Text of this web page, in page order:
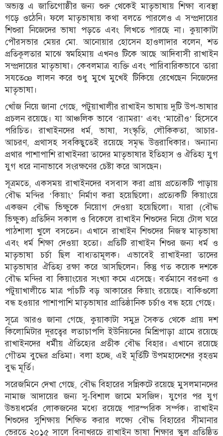
অভ্যস্ত এ জাতিগোষ্ঠীর জন্য শুরু থেকেই মাতৃভাষায় শিক্ষা ব্যবস্থা
গড়ে ওঠেনি। ফলে মাতৃভাষায় কথা বলতে পারলেও এ সম্প্রদায়ের
শিশুরা নিজেদের ভাষা পড়তে এবং লিখতে পারছে না। কুয়াকাটা
পৌরসভার মেয়র মো. আনোয়ার হোসেন হাওলাদার বলেন, শত
প্রতিকূলতার মাঝে স্বমহিমায় এখনও টিকে আছে আদিবাসী রাখাইন
সম্প্রদায়ের মাতৃভাষা। কেবলমাত্র ব্যক্তি এবং পারিবারিকভাবে তারা
সযতেœ লালন করে শুধু মুখে মুখেই টিকিয়ে রেখেছেন নিজেদের
মাতৃভাষা।
খোঁজ নিয়ে জানা গেছে, পটুয়াখালীর রাখাইন ভাষায় দুটি উপ-ভাষার
প্রচলন রয়েছে। যা আঞ্চলিক ভাবে ‘র‌্যামরা’ এবং ‘মারৌও’ হিসেবে
পরিচিত। রাখাইনদের ধর্ম, ভাষা, সংস্কৃতি, লৌকিকতা, আচার-
আচরণ, প্রথাসহ সবকিছুতেই রয়েছে সমৃদ্ধ উত্তরাধিকার। অন্যান্য
প্রথার পাশাপাশি রাখাইনরা তাদের মাতৃভাষার ইতিহাস ও ঐতিহ্য যুগ
যুগ ধরে নানাভাবে সংরক্ষণের চেষ্টা করে আসছেন।
সূত্রমতে, একসময় রাখাইনদের বসবাস করা প্রায় প্রত্যেকটি পাড়ায়
বৌদ্ধ মন্দির ‘কিয়াং’ নির্মাণ করা হয়েছিলো। প্রত্যেকটি কিয়াংয়ে
একজন বৌদ্ধ ভিক্ষুকে নিয়োগ দেওয়া হয়েছিলো। যারা (বৌদ্ধ
ভিক্ষুক) প্রতিদিন সকাল ও বিকেলে রাখাইন শিশুদের নিয়ে টোল ঘরে
পাঠশালা খুলে বসতেন। এখানে রাখাইন শিশুদের নিজস্ব মাতৃভাষা
এবং ধর্ম শিক্ষা দেওয়া হতো। প্রতিটি রাখাইন শিশুর জন্য ধর্ম ও
মাতৃভাষা চর্চা ছিল বাধ্যতামূলক। এভাবেই রাখাইনরা তাদের
মাতৃভাষার ঐতিহ্য রক্ষা করে আসছিলেন। কিন্তু গত কয়েক দশকে
বৌদ্ধ মন্দির বা কিয়াংয়ের সংখ্যা কমে এসেছে। বর্তমানে বরগুনা ও
পটুয়াখালীতে মাত্র পাঁচটি বড় আকারের কিয়াং রয়েছে। বাকিগুলো
বন্ধ হওয়ার পাশাপাশি মাতৃভাষার প্রাতিষ্ঠানিক চর্চাও বন্ধ হয়ে গেছে।
সূত্রে আরও জানা গেছে, কুয়াকাটা সমুদ্র সৈকত থেকে প্রায় দশ
কিলোমিটার দূরত্বের লতাচাপলি ইউনিয়নের মিশ্রিপাড়া গ্রামে রয়েছে
রাখাইনদের ধর্মীয় ঐতিহ্যের প্রতীক বৌদ্ধ বিহার। এখানে রয়েছে
গৌতম বুদ্ধের প্রতিমা। বলা হচ্ছে, এই মূর্তিটি উপমহাদেশের বৃহত্তম
বুদ্ধ মূর্তি।
সরেজমিনে দেখা গেছে, বৌদ্ধ বিহারের সন্নিকটে রয়েছে মুসলমানদের
নামাজ আদায়ের জন্য সু-বিশাল জামে মসজিদ। যুগের পর যুগ
উভয়ধর্মের লোকজনের মধ্যে রয়েছে পারস্পরিক সর্ম্পক। রাখাইন
শিশুদের সুশিক্ষায় শিক্ষিত করার লক্ষ্যে বৌদ্ধ বিহারের সীমানার
ভেরতে ২০১৫ সালে বিনাখরচে রাখাইন ভাষা শিক্ষার স্কুল প্রতিষ্ঠিত